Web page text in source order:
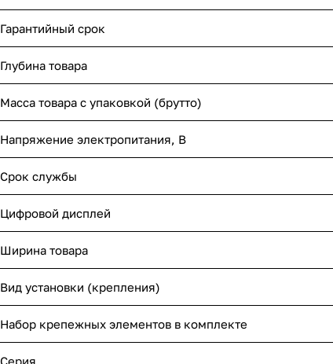
Гарантийный срок
Глубина товара
Масса товара с упаковкой (брутто)
Напряжение электропитания, В
Срок службы
Цифровой дисплей
Ширина товара
Вид установки (крепления)
Набор крепежных элементов в комплекте
Серия